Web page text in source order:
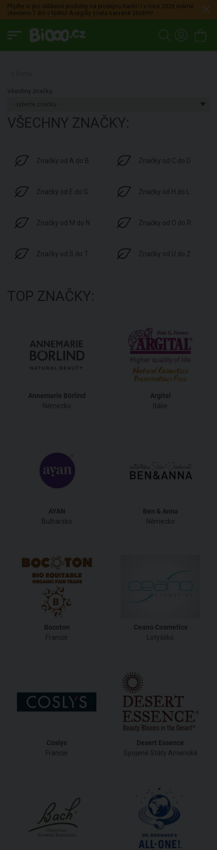
Přijdte si pro oblíbené produkty na prodejnu Karlín! I v roce 2026 máme
otevřeno 7 dní v týdnu! A regály zcela narvané zbožím!
Všechny značky:
VŠECHNY ZNAČKY:
Značky od A do B Značky od C do D
Značky od E do G Značky od H do L
Značky od M do N Značky od O do R
Značky od S do T Značky od U do Z
TOP ZNAČKY:
Annemarie Börlind
Německo
Argital
Itálie
AYAN
Bulharsko
Ben & Anna
Německo
Bocoton
Francie
Ceano Cosmetics
Lotyšsko
Coslys
Francie
Desert Essence
Spojené Státy Americké